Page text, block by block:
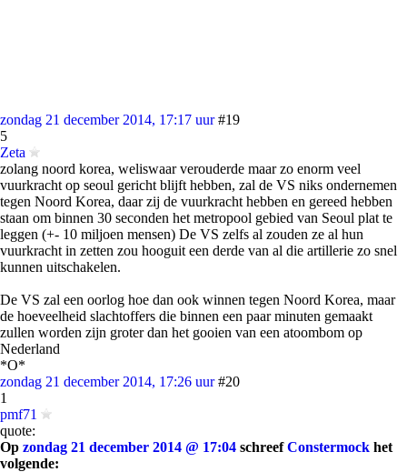
zondag 21 december 2014, 17:17 uur #19
5
Zeta
zolang noord korea, weliswaar verouderde maar zo enorm veel
vuurkracht op seoul gericht blijft hebben, zal de VS niks ondernemen
tegen Noord Korea, daar zij de vuurkracht hebben en gereed hebben
staan om binnen 30 seconden het metropool gebied van Seoul plat te
leggen (+- 10 miljoen mensen) De VS zelfs al zouden ze al hun
vuurkracht in zetten zou hooguit een derde van al die artillerie zo snel
kunnen uitschakelen.
De VS zal een oorlog hoe dan ook winnen tegen Noord Korea, maar
de hoeveelheid slachtoffers die binnen een paar minuten gemaakt
zullen worden zijn groter dan het gooien van een atoombom op
Nederland
*O*
zondag 21 december 2014, 17:26 uur #20
1
pmf71
quote:
Op zondag 21 december 2014 @ 17:04 schreefConstermock het
volgende: